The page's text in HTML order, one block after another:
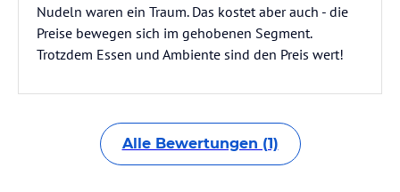
Nudeln waren ein Traum. Das kostet aber auch - die
Preise bewegen sich im gehobenen Segment.
Trotzdem Essen und Ambiente sind den Preis wert!
Alle Bewertungen (1)